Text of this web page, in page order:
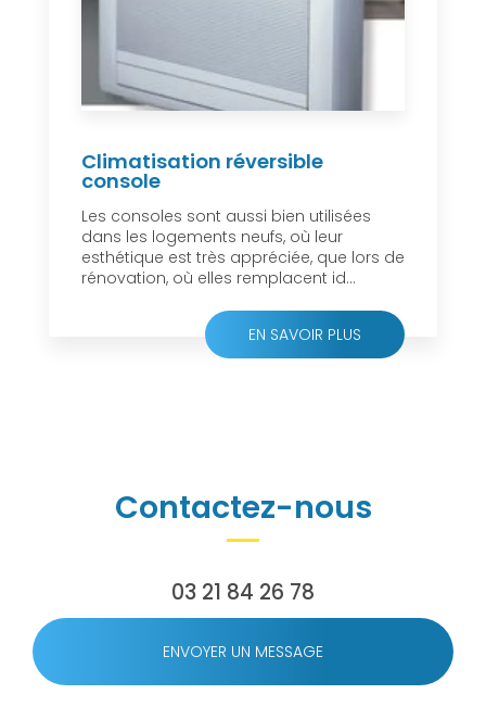
Climatisation réversible
console
Les consoles sont aussi bien utilisées
dans les logements neufs, où leur
esthétique est très appréciée, que lors de
rénovation, où elles remplacent id...
EN SAVOIR PLUS
Contactez-nous
03 21 84 26 78
ENVOYER UN MESSAGE